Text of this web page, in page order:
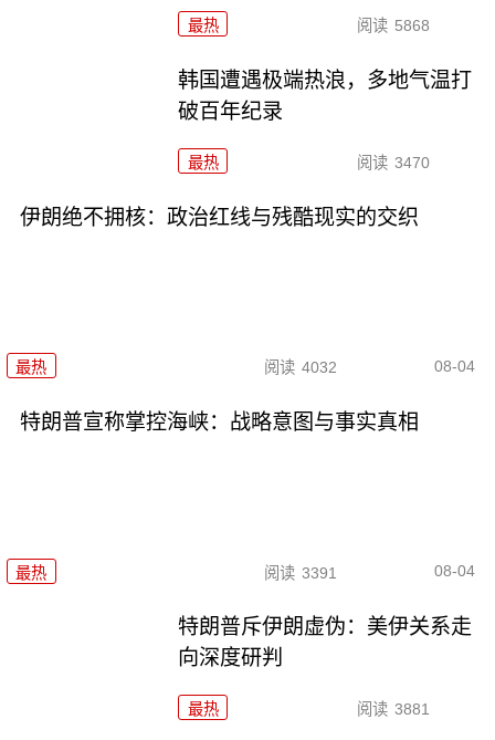
最热 阅读 5868
韩国遭遇极端热浪，多地气温打
破百年纪录
最热 阅读 3470
伊朗绝不拥核：政治红线与残酷现实的交织
最热 阅读 4032 08-04
特朗普宣称掌控海峡：战略意图与事实真相
最热 阅读 3391 08-04
特朗普斥伊朗虚伪：美伊关系走
向深度研判
最热 阅读 3881